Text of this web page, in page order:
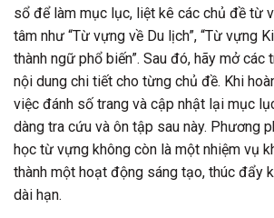
sổ để làm mục lục, liệt kê các chủ đề từ
tâm như “Từ vựng về Du lịch”, “Từ vựng
thành ngữ phổ biến”. Sau đó, hãy mở các
nội dung chi tiết cho từng chủ đề. Khi
việc đánh số trang và cập nhật lại mục
dàng tra cứu và ôn tập sau này. Phương
học từ vựng không còn là một nhiệm vụ
thành một hoạt động sáng tạo, thúc đẩy
dài hạn.